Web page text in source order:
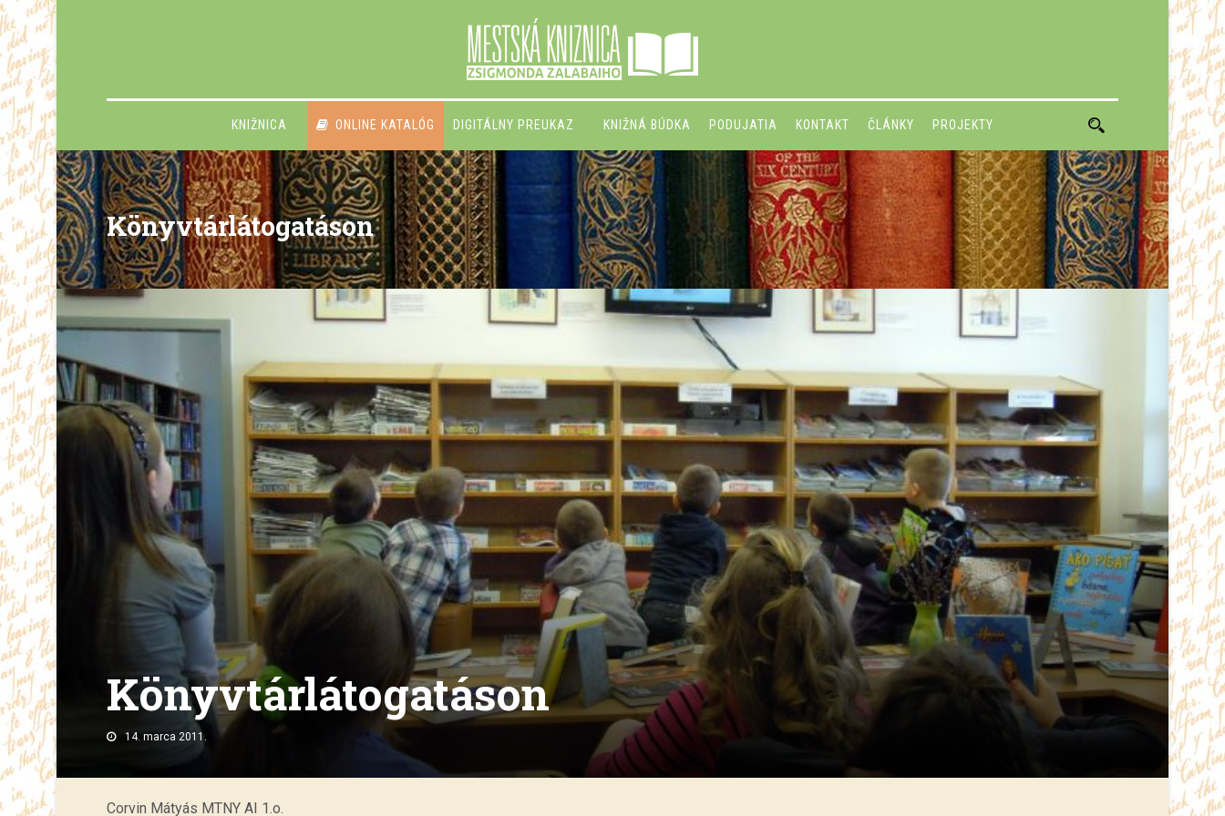
KNIŽNICA ONLINE KATALÓG DIGITÁLNY PREUKAZ KNIŽNÁ BÚDKA PODUJATIA KONTAKT ČLÁNKY PROJEKTY
Könyvtárlátogatáson
Könyvtárlátogatáson
14. marca 2011.
Corvin Mátyás MTNY AI 1.o.